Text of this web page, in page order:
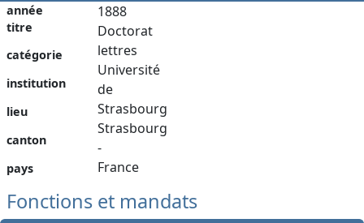
année
titre
catégorie
institution
lieu
canton
pays
1888
Doctorat
lettres
Université
de
Strasbourg
Strasbourg
-
France
Fonctions et mandats